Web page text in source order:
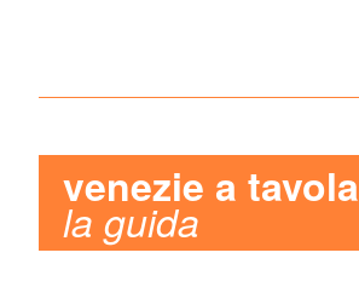
venezie a tavola
la guida